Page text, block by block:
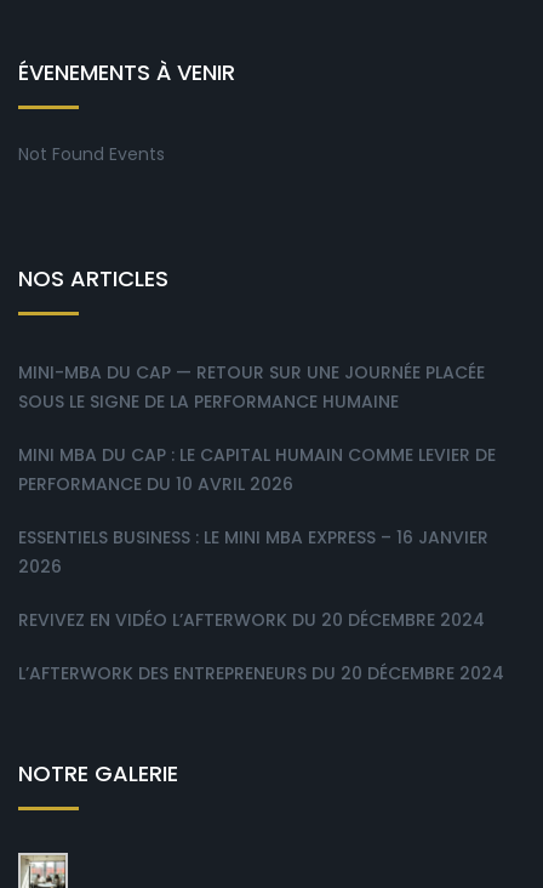
ÉVENEMENTS À VENIR
Not Found Events
NOS ARTICLES
MINI-MBA DU CAP — RETOUR SUR UNE JOURNÉE PLACÉE
SOUS LE SIGNE DE LA PERFORMANCE HUMAINE
MINI MBA DU CAP : LE CAPITAL HUMAIN COMME LEVIER DE
PERFORMANCE DU 10 AVRIL 2026
ESSENTIELS BUSINESS : LE MINI MBA EXPRESS – 16 JANVIER
2026
REVIVEZ EN VIDÉO L’AFTERWORK DU 20 DÉCEMBRE 2024
L’AFTERWORK DES ENTREPRENEURS DU 20 DÉCEMBRE 2024
NOTRE GALERIE